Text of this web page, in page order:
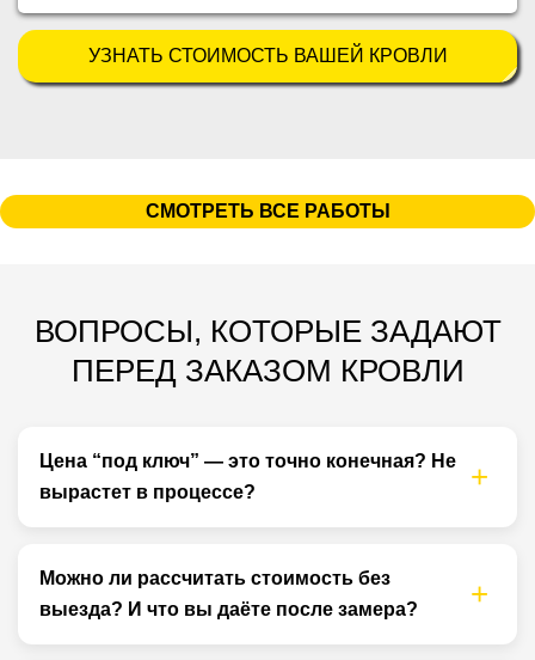
УЗНАТЬ СТОИМОСТЬ ВАШЕЙ КРОВЛИ
СМОТРЕТЬ ВСЕ РАБОТЫ
ВОПРОСЫ, КОТОРЫЕ ЗАДАЮТ
ПЕРЕД ЗАКАЗОМ КРОВЛИ
Цена “под ключ” — это точно конечная? Не
вырастет в процессе?
Можно ли рассчитать стоимость без
выезда? И что вы даёте после замера?